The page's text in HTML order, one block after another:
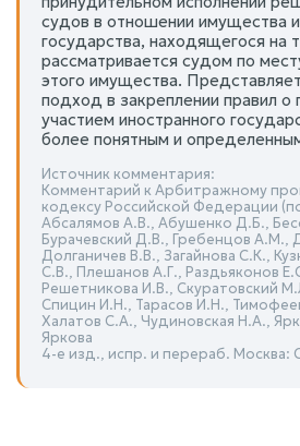
судов в отношении имущества
государства, находящегося на
рассматривается судом по
этого имущества.
подход в закреплении правил
участием иностранного
более понятным и
Источник комментария:
Комментарий к Арбитражному
кодексу Российской Федерации
Абсалямов А.В., Абушенко Д.Б.,
Бурачевский Д.В., Гребенцов А.М.,
Долганичев В.В., Загайнова С.К.,
С.В., Плешанов А.Г., Раздьяконов
Решетникова И.В., Скуратовский
Спицин И.Н., Тарасов И.Н.,
Халатов С.А., Чудиновская Н.А.,
Яркова
4-е изд., испр. и перераб. Москва: